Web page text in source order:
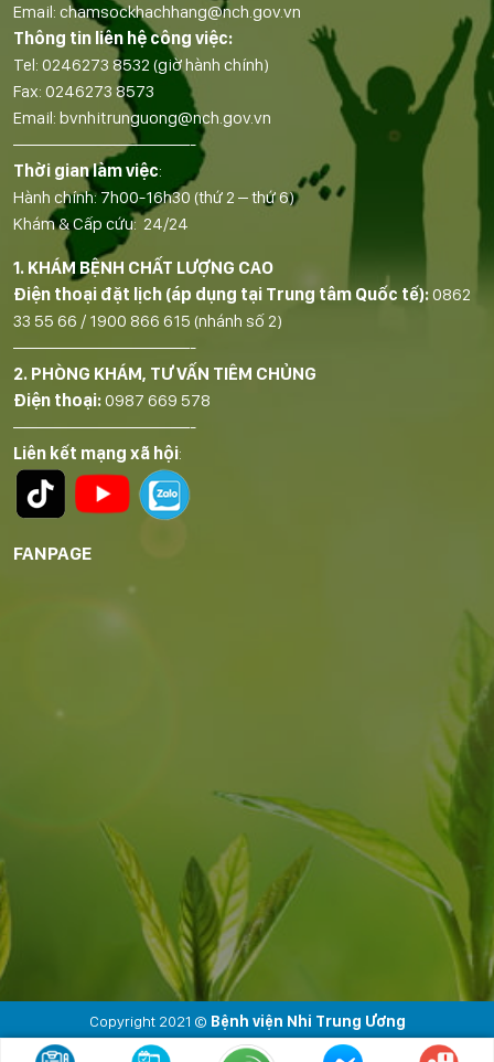
Email: chamsockhachhang@nch.gov.vn
Thông tin liên hệ công việc:
Tel: 0246273 8532 (giờ hành chính)
Fax: 0246273 8573
Email: bvnhitrunguong@nch.gov.vn
——————————-
Thời gian làm việc:
Hành chính: 7h00-16h30 (thứ 2 – thứ 6)
Khám & Cấp cứu: 24/24
1. KHÁM BỆNH CHẤT LƯỢNG CAO
Điện thoại đặt lịch (áp dụng tại Trung tâm Quốc tế):0862
33 55 66 / 1900 866 615 (nhánh số 2)
——————————-
2. PHÒNG KHÁM, TƯ VẤN TIÊM CHỦNG
Điện thoại:0987 669 578
——————————-
Liên kết mạng xã hội:
FANPAGE
Copyright 2021 © Bệnh viện Nhi Trung Ương